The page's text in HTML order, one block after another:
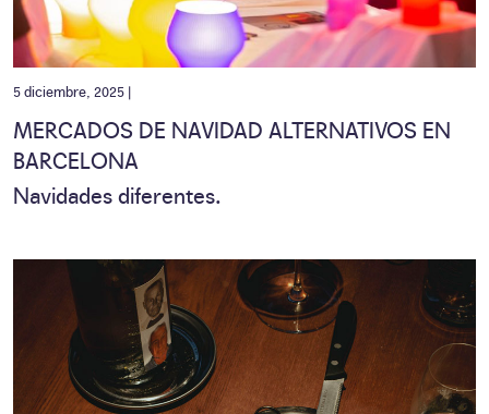
5 diciembre, 2025 |
MERCADOS DE NAVIDAD ALTERNATIVOS EN
BARCELONA
Navidades diferentes.